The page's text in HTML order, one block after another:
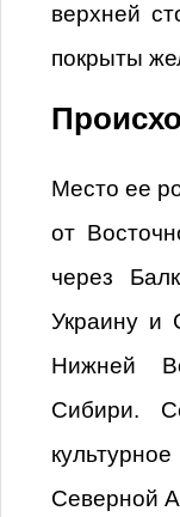
верхней
покрыты
Место ее
от
через
Украину и
Нижней
Сибири.
Северной